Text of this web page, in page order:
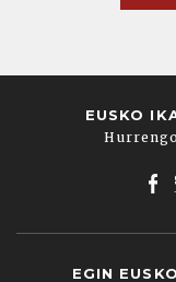
EUSKO
EGIN